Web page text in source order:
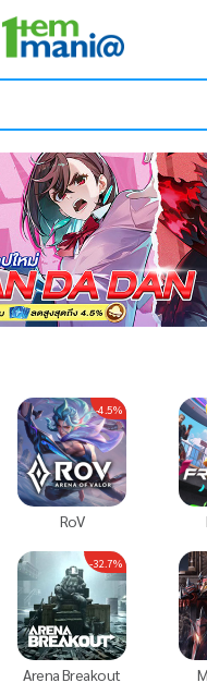
-4.5%
RoV
-32.7%
Arena Breakout